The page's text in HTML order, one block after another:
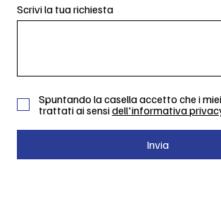
Scrivi la tua richiesta
Spuntando la casella accetto che i
trattati ai sensidell'informativa
Invia